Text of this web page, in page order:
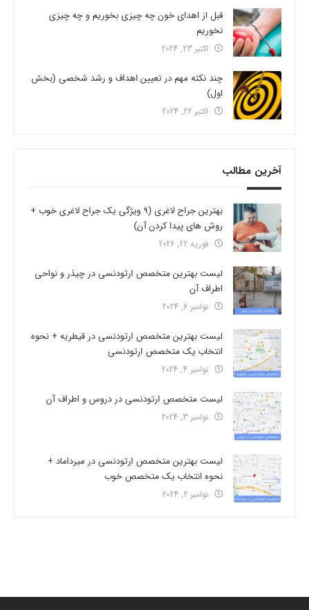
قبل از اهدای خون چه چیزی بخوریم و چه چیزی
نخوریم
اکتبر 23, 2024
چند نکته مهم در تعیین اهداف و رشد شخصی (بخش
اول)
اکتبر 22, 2024
آخرین مطالب
بهترین جراح لاغری (9 ویژگی یک جراح لاغری خوب +
روش های پیدا کردن آن)
فوریه 22, 2026
لیست بهترین متخصص ارتودنسی در چیذر و نواحی
اطراف آن
نوامبر 6, 2024
لیست بهترین متخصص ارتودنسی در قیطریه + نحوه
انتخاب یک متخصص ارتودنسی
نوامبر 4, 2024
لیست متخصص ارتودنسی در دروس و اطراف آن
نوامبر 3, 2024
لیست بهترین متخصص ارتودنسی در میرداماد +
نحوه انتخاب یک متخصص خوب
نوامبر 2, 2024